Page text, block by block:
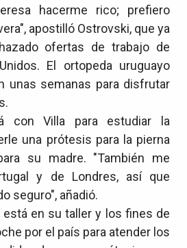
hacerme rico; prefiero
apostilló Ostrovski, que ya
ofertas de trabajo de
El ortopeda uruguayo
unas semanas para disfrutar
con Villa para estudiar la
una prótesis para la pierna
su madre. "También me
y de Londres, así que
seguro", añadió.
está en su taller y los fines de
por el país para atender los